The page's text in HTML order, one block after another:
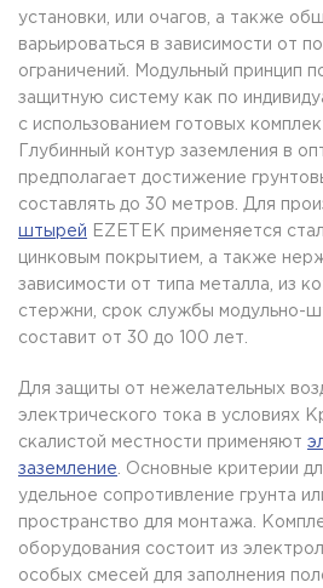
установки, или очагов, а также
варьироваться в зависимости от
ограничений. Модульный принцип
защитную систему как по
с использованием готовых
Глубинный контур заземления в
предполагает достижение
составлять до 30 метров. Для
штырей EZETEK применяется
цинковым покрытием, а также
зависимости от типа металла, из
стержни, срок службы модульно-
составит от 30 до 100 лет.
Для защиты от нежелательных
электрического тока в условиях
скалистой местности применяют
заземление . Основные критерии
удельное сопротивление грунта
пространство для монтажа.
оборудования состоит из
особых смесей для заполнения